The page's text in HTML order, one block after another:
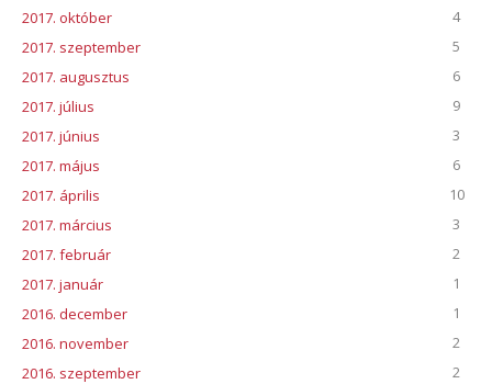
2017. október
4
2017. szeptember
5
2017. augusztus
6
2017. július
9
2017. június
3
2017. május
6
2017. április
10
2017. március
3
2017. február
2
2017. január
1
2016. december
1
2016. november
2
2016. szeptember
2